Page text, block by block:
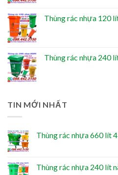
Thùng rác nhựa 120
Thùng rác nhựa 240
TIN MỚI NHẤT
Thùng rác nhựa 660 lít
Thùng rác nhựa 240 lít